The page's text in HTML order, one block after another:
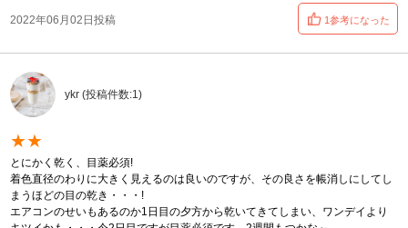
2022年06月02日投稿 1参考になった
ykr (投稿件数:1)
★★
とにかく乾く、目薬必須!
着色直径のわりに大きく見えるのは良いのですが、その良さを帳消しにしてし
まうほどの目の乾き・・・!
エアコンのせいもあるのか1日目の夕方から乾いてきてしまい、ワンデイより